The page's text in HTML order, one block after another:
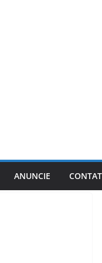
ANUNCIE